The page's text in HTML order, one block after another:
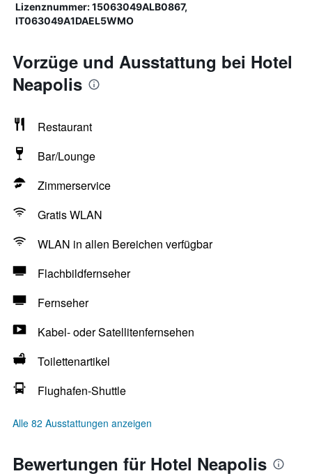
Lizenznummer: 15063049ALB0867,
IT063049A1DAEL5WMO
Vorzüge und Ausstattung bei Hotel
Neapolis
Restaurant
Bar/Lounge
Zimmerservice
Gratis WLAN
WLAN in allen Bereichen verfügbar
Flachbildfernseher
Fernseher
Kabel- oder Satellitenfernsehen
Toilettenartikel
Flughafen-Shuttle
Alle 82 Ausstattungen anzeigen
Bewertungen für Hotel Neapolis